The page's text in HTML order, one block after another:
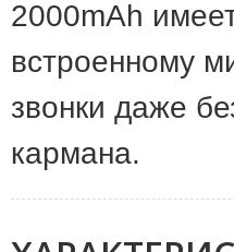
2000mAh
встроенному
звонки даже
кармана.